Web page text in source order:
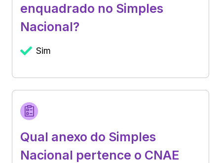
enquadrado no Simples
Nacional?
Sim
Qual anexo do Simples
Nacional pertence o CNAE